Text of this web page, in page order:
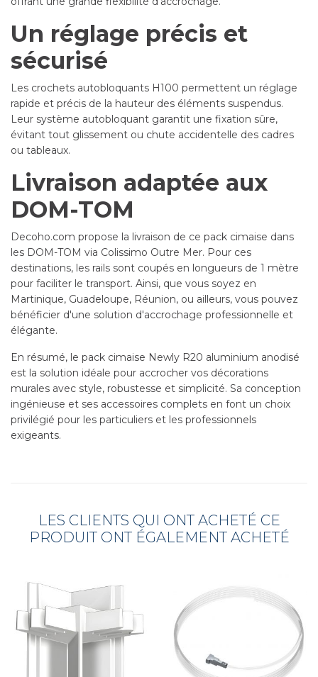
Un réglage précis et
sécurisé
Les crochets autobloquants H100 permettent un réglage
rapide et précis de la hauteur des éléments suspendus.
Leur système autobloquant garantit une fixation sûre,
évitant tout glissement ou chute accidentelle des cadres
ou tableaux.
Livraison adaptée aux
DOM-TOM
Decoho.com propose la livraison de ce pack cimaise dans
les DOM-TOM via Colissimo Outre Mer. Pour ces
destinations, les rails sont coupés en longueurs de 1 mètre
pour faciliter le transport. Ainsi, que vous soyez en
Martinique, Guadeloupe, Réunion, ou ailleurs, vous pouvez
bénéficier d'une solution d'accrochage professionnelle et
élégante.
En résumé, le pack cimaise Newly R20 aluminium anodisé
est la solution idéale pour accrocher vos décorations
murales avec style, robustesse et simplicité. Sa conception
ingénieuse et ses accessoires complets en font un choix
privilégié pour les particuliers et les professionnels
exigeants.
LES CLIENTS QUI ONT ACHETÉ CE
PRODUIT ONT ÉGALEMENT ACHETÉ